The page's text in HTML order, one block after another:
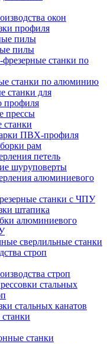
окон
профиля
пилы
пилы
станки по
станки по алюминию
станки для
профиля
прессы
станки
ПВХ-профиля
рам
петель
шуруповерты
алюминиевого
станки с ЧПУ
штапика
алюминиевого
сверлильные станки
строп
строп
стальных
стальных канатов
станки